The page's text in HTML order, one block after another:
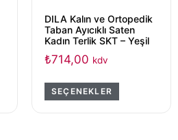
DILA Kalın ve Ortopedik
Taban Ayıcıklı Saten
Kadın Terlik SKT – Yeşil
₺714,00 kdv
SEÇENEKLER